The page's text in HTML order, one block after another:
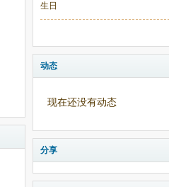
生日
动态
现在还没有动态
分享